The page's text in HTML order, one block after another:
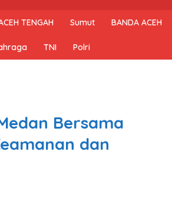
TENGAH Sumut BANDA ACEH
TNI Polri
Bersama
dan